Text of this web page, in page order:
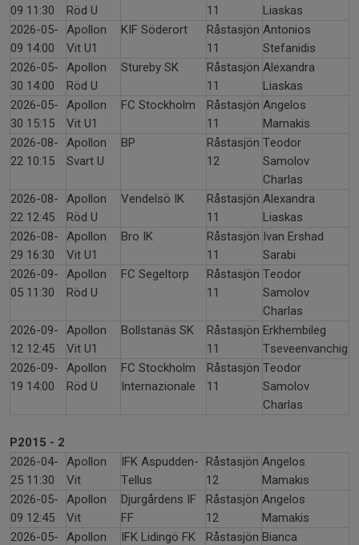
09 11:30
Röd U
11
Liaskas
2026-05-
09 14:00
Apollon
Vit U1
KIF Söderort
Råstasjön
11
Antonios
Stefanidis
2026-05-
30 14:00
Apollon
Röd U
Stureby SK
Råstasjön
11
Alexandra
Liaskas
2026-05-
30 15:15
Apollon
Vit U1
FC Stockholm
Råstasjön
11
Angelos
Mamakis
2026-08-
22 10:15
Apollon
Svart U
BP
Råstasjön
12
Teodor
Samolov
Charlas
2026-08-
22 12:45
Apollon
Röd U
Vendelsö IK
Råstasjön
11
Alexandra
Liaskas
2026-08-
29 16:30
Apollon
Vit U1
Bro IK
Råstasjön
11
Ivan Ershad
Sarabi
2026-09-
05 11:30
Apollon
Röd U
FC Segeltorp
Råstasjön
11
Teodor
Samolov
Charlas
2026-09-
12 12:45
Apollon
Vit U1
Bollstanäs SK
Råstasjön
11
Erkhembileg
Tseveenvanchig
2026-09-
19 14:00
Apollon
Röd U
FC Stockholm
Internazionale
Råstasjön
11
Teodor
Samolov
Charlas
P2015 - 2
2026-04-
25 11:30
Apollon
Vit
IFK Aspudden-
Tellus
Råstasjön
12
Angelos
Mamakis
2026-05-
09 12:45
Apollon
Vit
Djurgårdens IF
FF
Råstasjön
12
Angelos
Mamakis
2026-05-
Apollon
IFK Lidingö FK
Råstasjön Bianca